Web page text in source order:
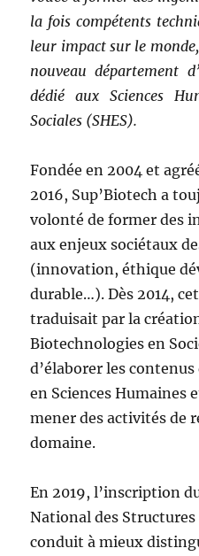
la fois compétents
leur impact sur le
nouveau département
dédié aux Sciences
Sociales (SHES).
Fondée en 2004 et
2016, Sup’Biotech a
volonté de former des
aux enjeux sociétaux
(innovation, éthique
durable…). Dès 2014,
traduisait par la
Biotechnologies en
d’élaborer les
en Sciences Humaines
mener des activités de
domaine.
En 2019, l’inscription
National des Structures
conduit à mieux